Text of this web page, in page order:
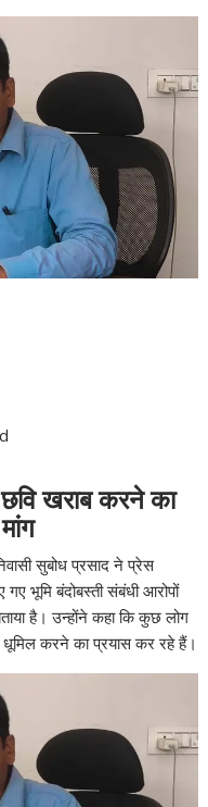
खराब करने का
सुबोध प्रसाद ने प्रेस
भूमि बंदोबस्ती संबंधी आरोपों
है। उन्होंने कहा कि कुछ लोग
धूमिल करने का प्रयास कर रहे हैं।